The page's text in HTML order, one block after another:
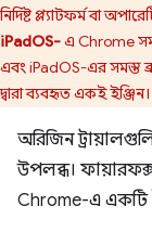
নির্দিষ্ট প্ল্যাটফর্ম বা
iPadOS-এ Chrome
এবং iPadOS-এর সমস্ত
দ্বারা ব্যবহৃত একই ইঞ্জিন।
অরিজিন
উপলব্ধ।
Chrome-এ একটি